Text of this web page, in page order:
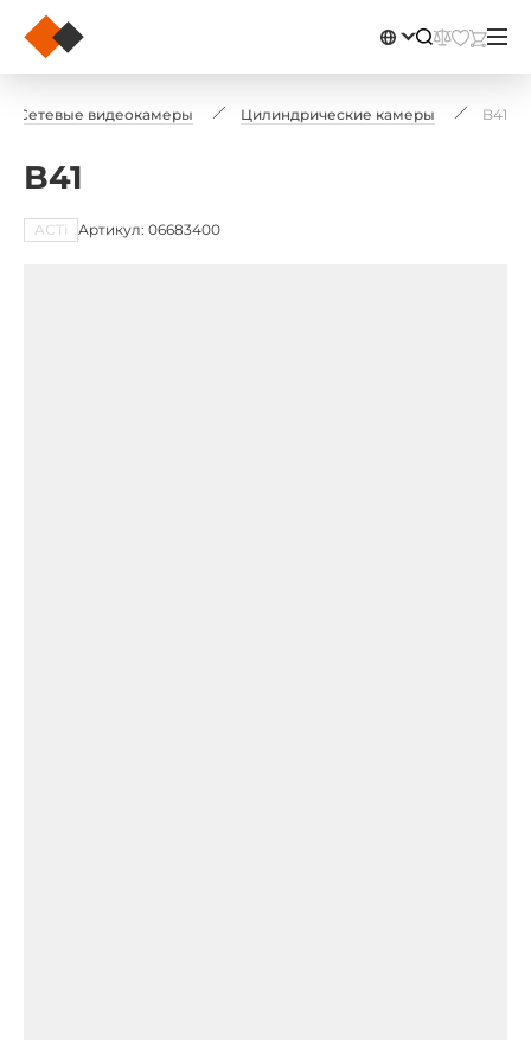
Сетевые видеокамеры Цилиндрические камеры B41
B41
ACTi Артикул: 06683400